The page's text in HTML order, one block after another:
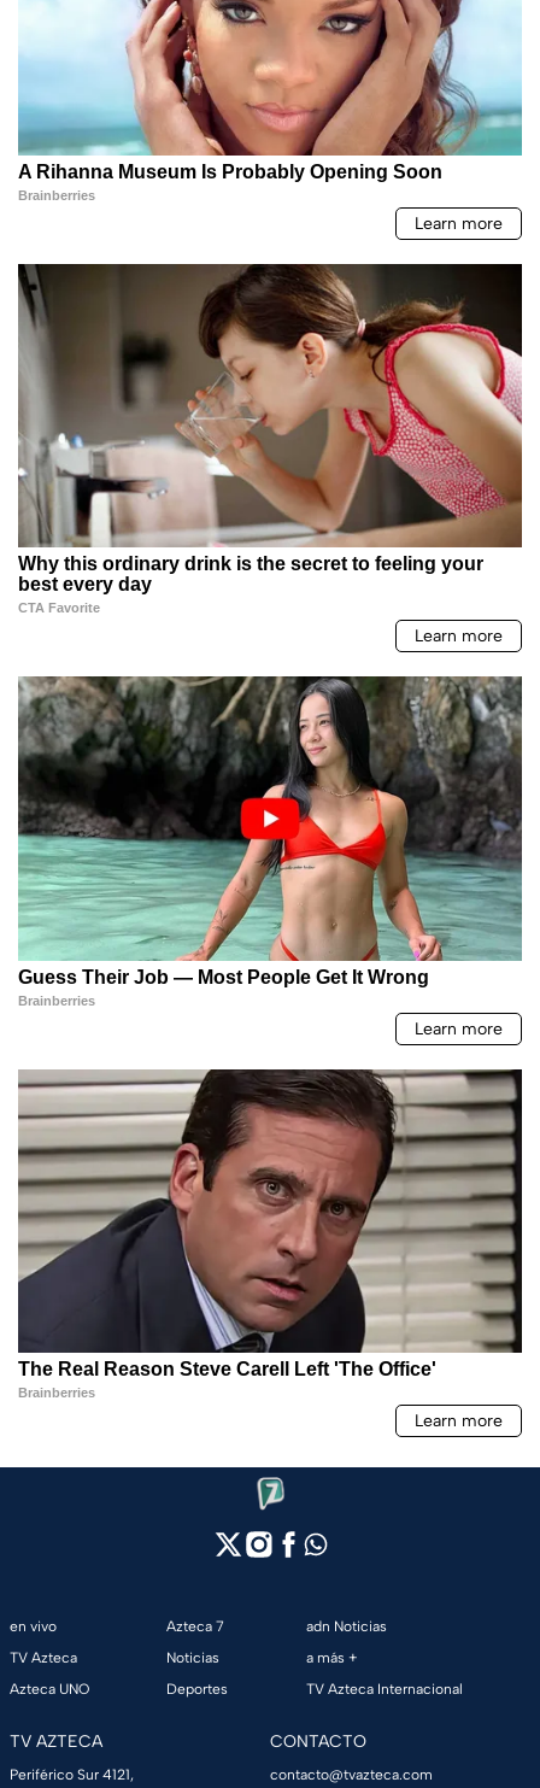
en vivo
TV Azteca
Azteca UNO
Azteca 7
Noticias
Deportes
adn Noticias
a más +
TV Azteca Internacional
TV AZTECA
Periférico Sur 4121,
CONTACTO
contacto@tvazteca.com